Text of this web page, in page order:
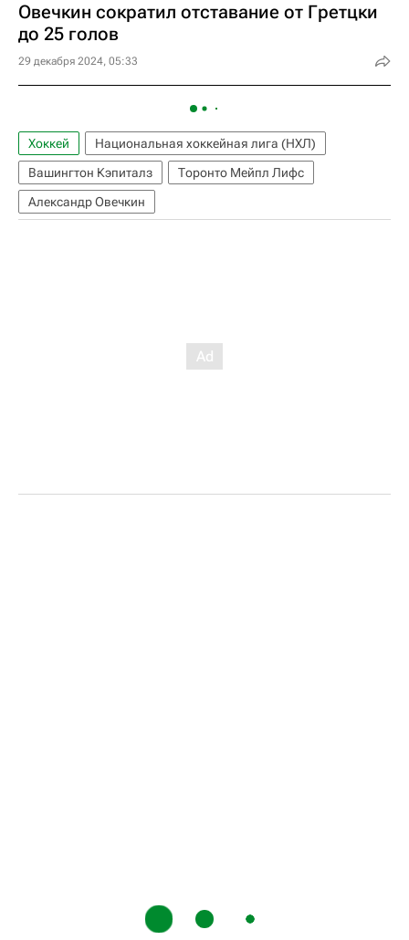
Овечкин сократил отставание от Гретцки
до 25 голов
29 декабря 2024, 05:33
Хоккей
Национальная хоккейная лига (НХЛ)
Вашингтон Кэпиталз
Торонто Мейпл Лифс
Александр Овечкин